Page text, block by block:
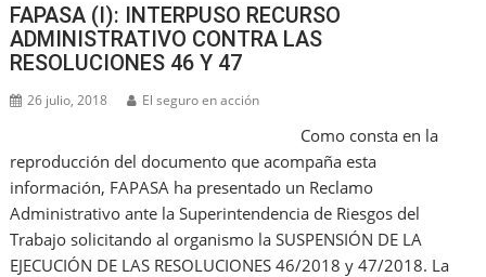
FAPASA (I): INTERPUSO RECURSO
ADMINISTRATIVO CONTRA LAS
RESOLUCIONES 46 Y 47
26 julio, 2018 El seguro en acción
Como consta en la
reproducción del documento que acompaña esta
información, FAPASA ha presentado un Reclamo
Administrativo ante la Superintendencia de Riesgos del
Trabajo solicitando al organismo la SUSPENSIÓN DE LA
EJECUCIÓN DE LAS RESOLUCIONES 46/2018 y 47/2018. La